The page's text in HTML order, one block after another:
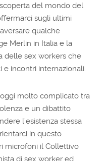
del mondo del
sugli ultimi
qualche
Merlin in Italia e la
delle sex workers che
e incontri internazionali.
molto complicato tra
e un dibattito
l’esistenza stessa
in questo
microfoni il Collettivo
di sex worker ed